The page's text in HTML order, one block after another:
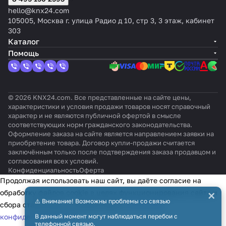
ми
DAIK
IN
сери
я
Dom
estic
LG в
систе
управ
ления
KNX
TP-1
S
T
K
N
X
150A, G-
50A, GB-
50A или
50ADA)
INMBSMI
T050C00
(сери
ercial
& VRF)
ров
(сери
й
ECOi
onic
Air-to
Water
)
в LG
ics
(VRV)
енних
блоко
в
пульта
hello@knx24.com
105005, Москва г. улица Радио д 10, стр 3, 3 этаж, кабинет
303
Каталог
Помощь
© 2026 KNX24.com. Все представленные на сайте цены,
характеристики и условия продажи товаров носят справочный
характер и не являются публичной офертой в смысле
соответствующих норм гражданского законодательства.
Оформление заказа на сайте является направлением заявки на
приобретение товара. Договор купли-продажи считается
заключённым только после подтверждения заказа продавцом и
согласования всех условий.
КонфиденциальностьОферта
⚠️ Внимание! Возможны проблемы со связью
В данный момент могут наблюдаться перебои с
телефонной связью.
×
Продолжая использовать наш сайт, вы даёте согласие на
обработку файлов cookie в целях функционирования сайта и
сбора статистики в соответствии сполитикой
конфиденциальности